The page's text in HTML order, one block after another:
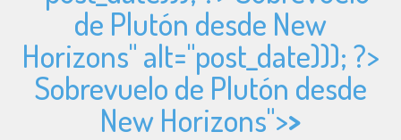
de Plutón desde New
Horizons" alt="post_date))); ?>
Sobrevuelo de Plutón desde
New Horizons">>